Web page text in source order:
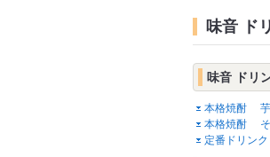
味音 ド
味音 ドリ
本格焼酎
本格焼酎
定番ドリンク